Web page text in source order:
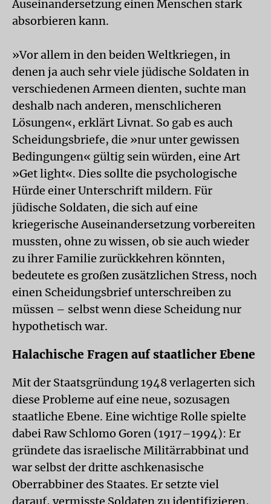
Auseinandersetzung einen Menschen stark
absorbieren kann.
»Vor allem in den beiden Weltkriegen, in
denen ja auch sehr viele jüdische Soldaten in
verschiedenen Armeen dienten, suchte man
deshalb nach anderen, menschlicheren
Lösungen«, erklärt Livnat. So gab es auch
Scheidungsbriefe, die »nur unter gewissen
Bedingungen« gültig sein würden, eine Art
»Get light«. Dies sollte die psychologische
Hürde einer Unterschrift mildern. Für
jüdische Soldaten, die sich auf eine
kriegerische Auseinandersetzung vorbereiten
mussten, ohne zu wissen, ob sie auch wieder
zu ihrer Familie zurückkehren könnten,
bedeutete es großen zusätzlichen Stress, noch
einen Scheidungsbrief unterschreiben zu
müssen – selbst wenn diese Scheidung nur
hypothetisch war.
Halachische Fragen auf staatlicher Ebene
Mit der Staatsgründung 1948 verlagerten sich
diese Probleme auf eine neue, sozusagen
staatliche Ebene. Eine wichtige Rolle spielte
dabei Raw Schlomo Goren (1917–1994): Er
gründete das israelische Militärrabbinat und
war selbst der dritte aschkenasische
Oberrabbiner des Staates. Er setzte viel